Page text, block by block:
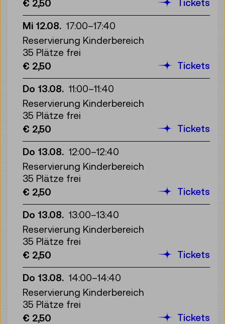
€ 2,50 Tickets
Mi 12.08. 17:00–17:40
Reservierung Kinderbereich
35 Plätze frei
€ 2,50
Tickets
Do 13.08. 11:00–11:40
Reservierung Kinderbereich
35 Plätze frei
€ 2,50
Tickets
Do 13.08. 12:00–12:40
Reservierung Kinderbereich
35 Plätze frei
€ 2,50
Tickets
Do 13.08. 13:00–13:40
Reservierung Kinderbereich
35 Plätze frei
€ 2,50
Tickets
Do 13.08. 14:00–14:40
Reservierung Kinderbereich
35 Plätze frei
€ 2,50
Tickets